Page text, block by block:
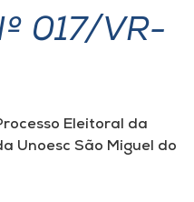
017/VR-
Eleitoral da
Unoesc São Miguel do